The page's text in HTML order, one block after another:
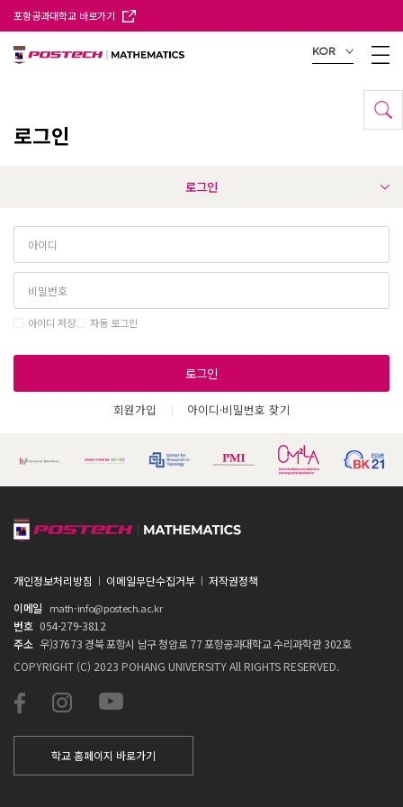
포항공과대학교 바로가기
KOR
로그인
로그인
아이디 저장 자동 로그인
로그인
회원가입 아이디·비밀번호 찾기
개인정보처리방침 이메일무단수집거부
저작권정책
이메일
math-info@postech.ac.kr
번호 054-279-3812
주소 우)37673 경북 포항시 남구 청암로 77 포항공과대학교 수리과학관 302호
COPYRIGHT (C) 2023 POHANG UNIVERSITY All RIGHTS RESERVED.
학교 홈페이지 바로가기